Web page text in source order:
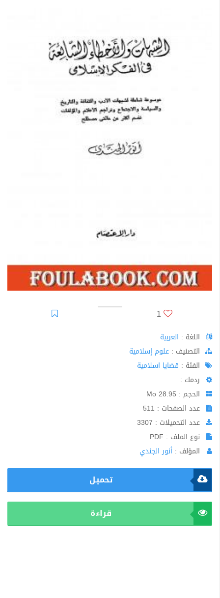
1
اللغة : العربية
اﻟﺘﺼﻨﻴﻒ : علوم إسلامية
الفئة : قضايا اسلامية
ردمك :
الحجم : 28.95 Mo
عدد الصفحات : 511
عدد التحميلات : 3307
نوع الملف : PDF
المؤلف : أنور الجندي
تحميل
قراءة